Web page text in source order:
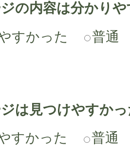
の内容は分かり
すかった
普通
は見つけやすか
すかった
普通